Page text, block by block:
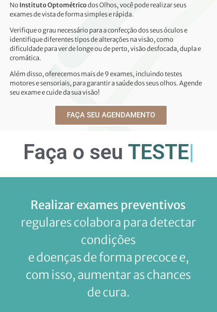
No Instituto Optométricodos Olhos, você pode realizar seus
exames de vista de forma simples e rápida.
Verifique o grau necessário para a confecção dos seus óculos e
identifique diferentes tipos de alterações na visão, como
dificuldade para ver de longe ou de perto, visão desfocada, dupla e
cromática.
Além disso, oferecemos mais de 9 exames, incluindo testes
motores e sensoriais, para garantir a saúde dos seus olhos. Agende
seu exame e cuide da sua visão!
FAÇA SEU AGENDAMENTO
Faça o seuTE|
Realizar exames preventivos
regulares colabora para detectar
condições
e doenças de forma precoce e,
com isso, aumentar as chances
de cura.